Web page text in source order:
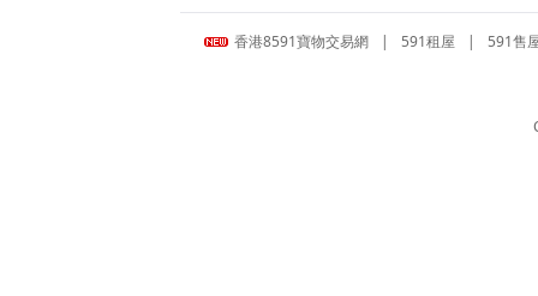
香港8591寶物交易網 | 591租屋 | 591售